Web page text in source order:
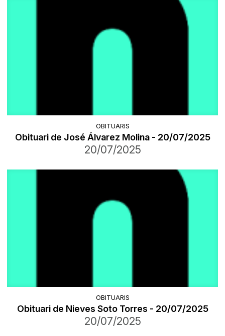
OBITUARIS
Obituari de José Álvarez Molina - 20/07/2025
20/07/2025
OBITUARIS
Obituari de Nieves Soto Torres - 20/07/2025
20/07/2025